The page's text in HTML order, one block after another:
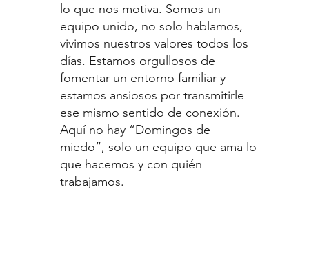
lo que nos motiva. Somos un
equipo unido, no solo hablamos,
vivimos nuestros valores todos los
días. Estamos orgullosos de
fomentar un entorno familiar y
estamos ansiosos por transmitirle
ese mismo sentido de conexión.
Aquí no hay “Domingos de
miedo”, solo un equipo que ama lo
que hacemos y con quién
trabajamos.